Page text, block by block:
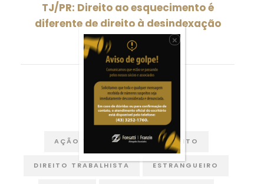
TJ/PR: Direito ao esquecimento é
diferente de direito à desindexação
0 SHARES
AÇÃO TRABALHISTA DIREITO
DIREITO TRABALHISTA ESTRANGUEIRO
×